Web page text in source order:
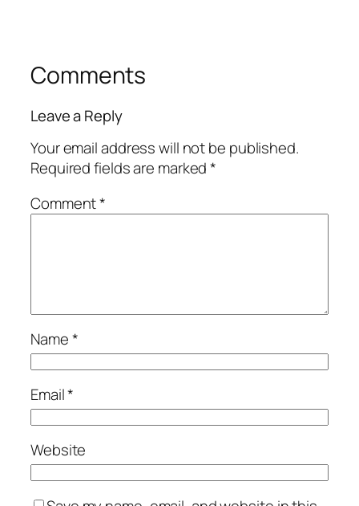
Comments
Leave a Reply
Your email address will not be published.
Required fields are marked*
Comment*
Name*
Email*
Website